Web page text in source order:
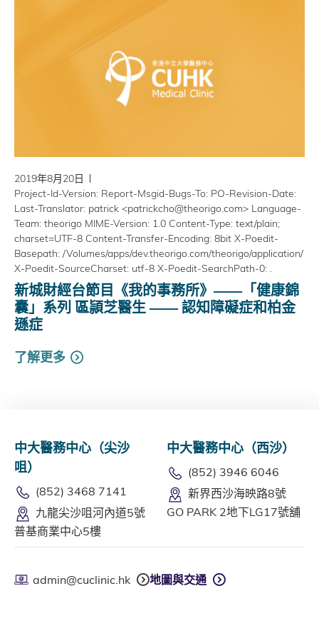
2019年8月20日
Project-Id-Version: Report-Msgid-Bugs-To: PO-Revision-Date:
Last-Translator: patrick <patrickcho@theorigo.com> Language-
Team: theorigo MIME-Version: 1.0 Content-Type: text/plain;
charset=UTF-8 Content-Transfer-Encoding: 8bit X-Poedit-
Basepath: /Volumes/apps/dev.theorigo.com/theorigo/application/
X-Poedit-SourceCharset: utf-8 X-Poedit-SearchPath-0: .
新城財經台節目《我的事務所》——「健康錦
囊」系列 區頴芝醫生 —— 認知障礙症和柏金
遜症
了解更多
中大醫務中心（尖沙
咀）
(852) 3468 7141
九龍尖沙咀河內道5號
普基商業中心5樓
中大醫務中心（西沙）
(852) 3946 6046
新界西沙海映路8號
GO PARK 2地下LG17號舖
admin@cuclinic.hk 地圖與交通